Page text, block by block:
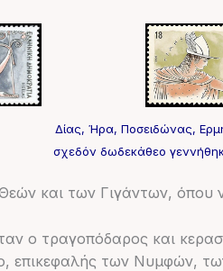
Δίας, Ήρα, Ποσειδώνας,
σχεδόν δωδεκάθεο
και των Γιγάντων, όπου
ο τραγοπόδαρος και
επικεφαλής των Νυμφών,